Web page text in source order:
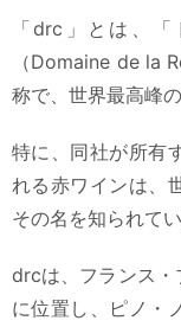
「drc」とは、
（Domaine de la
称で、世界最高峰
特に、同社が所有
れる赤ワインは、
その名を知られてい
drcは、フランス・
に位置し、ピノ・